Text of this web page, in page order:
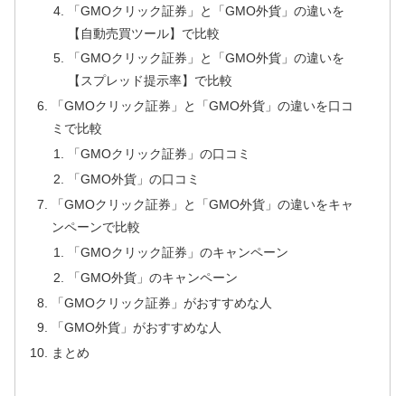
「GMOクリック証券」と「GMO外貨」の違いを
【自動売買ツール】で比較
「GMOクリック証券」と「GMO外貨」の違いを
【スプレッド提示率】で比較
「GMOクリック証券」と「GMO外貨」の違いを口コ
ミで比較
「GMOクリック証券」の口コミ
「GMO外貨」の口コミ
「GMOクリック証券」と「GMO外貨」の違いをキャ
ンペーンで比較
「GMOクリック証券」のキャンペーン
「GMO外貨」のキャンペーン
「GMOクリック証券」がおすすめな人
「GMO外貨」がおすすめな人
まとめ